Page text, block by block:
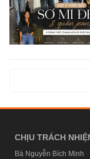
CHỊU TRÁCH
Bà Nguyễn Bích Minh